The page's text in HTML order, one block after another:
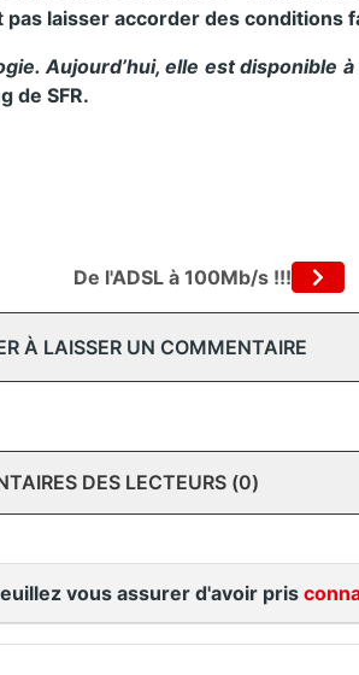
laisser accorder des conditions
Aujourd’hui, elle est disponible
de SFR.
De l'ADSL à 100Mb/s !!!
À LAISSER UN COMMENTAIRE
DES LECTEURS (0)
vous assurer d'avoir pris